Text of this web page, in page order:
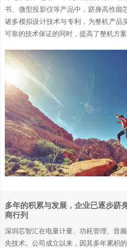
书、微型投影仪等产品中，跻身高性能
诸多模拟设计技术与专利，为整机产品
可靠的技术保证的同时，提高了整机方案
多年的积累与发展，企业已逐步跻
商行列
深圳芯智汇在电量计量、功耗管理、音
先技术。公司成立以来，因其多年累积